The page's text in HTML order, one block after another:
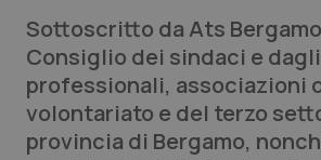
Lettere al direttore
Edizioni Regionali
QS Pro
Sottoscritto da Ats
Consiglio dei sindaci e
professionali, associazioni
volontariato e del terzo
provincia di Bergamo,